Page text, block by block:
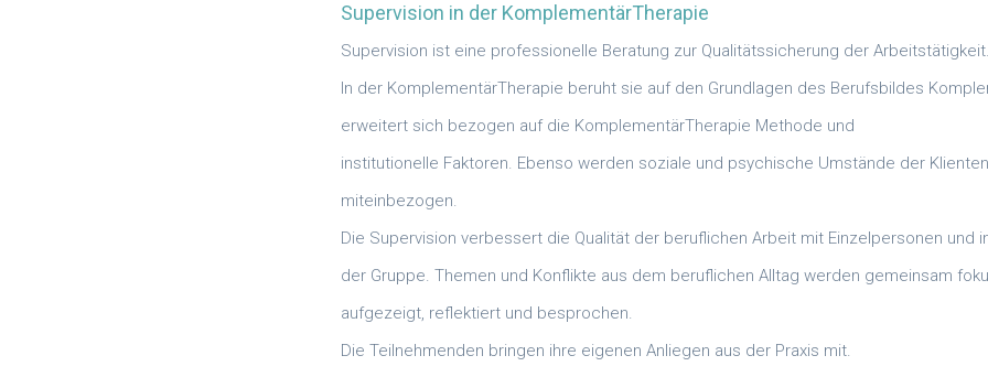
Supervision in der KomplementärTherapie
Supervision ist eine professionelle Beratung zur Qualitätssicherung der Arbeitstätigkeit.
In der KomplementärTherapie beruht sie auf den Grundlagen des Berufsbildes
erweitert sich bezogen auf die KomplementärTherapie Methode und
institutionelle Faktoren. Ebenso werden soziale und psychische Umstände der Klienten
miteinbezogen.
Die Supervision verbessert die Qualität der beruflichen Arbeit mit Einzelpersonen und
der Gruppe. Themen und Konflikte aus dem beruflichen Alltag werden gemeinsam
aufgezeigt, reflektiert und besprochen.
Die Teilnehmenden bringen ihre eigenen Anliegen aus der Praxis mit.